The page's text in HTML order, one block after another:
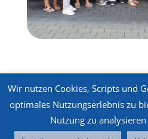
Copyright © 2025 - St. Ulrich
Impressum |
Wir nutzen Cookies, Scripts und
optimales Nutzungserlebnis zu
Nutzung zu